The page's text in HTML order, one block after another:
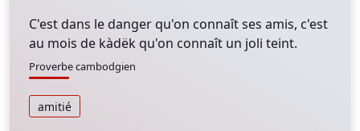
C'est dans le danger qu'on connaît ses amis, c'est
au mois de kàdëk qu'on connaît un joli teint.
Proverbe cambodgien
amitié